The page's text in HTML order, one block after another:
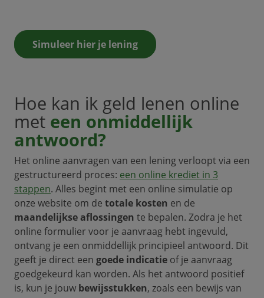
Simuleer hier je lening
Hoe kan ik geld lenen online
met een onmiddellijk
antwoord?
Het online aanvragen van een lening verloopt via een
gestructureerd proces: een online krediet in 3
stappen. Alles begint met een online simulatie op
onze website om de totale kosten en de
maandelijkse aflossingen te bepalen. Zodra je het
online formulier voor je aanvraag hebt ingevuld,
ontvang je een onmiddellijk principieel antwoord. Dit
geeft je direct een goede indicatie of je aanvraag
goedgekeurd kan worden. Als het antwoord positief
is, kun je jouw bewijsstukken, zoals een bewijs van